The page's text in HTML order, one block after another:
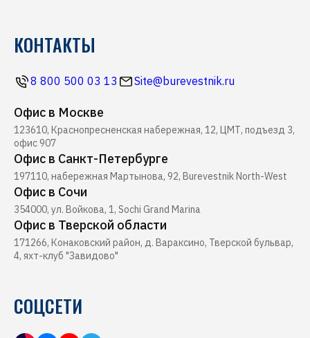
Ferretti
Все бренды
Строительство марин
Журнал Yachting
Хелипорт Буревестник
Seabob
Новости
КОНТАКТЫ
8 800 500 03 13 Site@burevestnik.ru
Офис в Москве
123610, Краснопресненская набережная, 12, ЦМТ, подъезд 3,
офис 907
Офис в Санкт-Петербурге
197110, набережная Мартынова, 92, Burevestnik North-West
Офис в Сочи
354000, ул. Войкова, 1, Sochi Grand Marina
Офис в Тверской области
171266, Конаковский район, д. Вараксино, Тверской бульвар,
4, яхт-клуб "Завидово"
СОЦСЕТИ